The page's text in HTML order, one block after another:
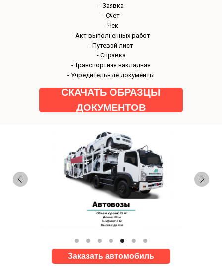
- Заявка
- Счет
- Чек
- Акт выполненных работ
- Путевой лист
- Справка
- Транспортная накладная
- Учредительные документы
СКАЧАТЬ ОБРАЗЦЫ
ДОКУМЕНТОВ
Заказать автомобиль